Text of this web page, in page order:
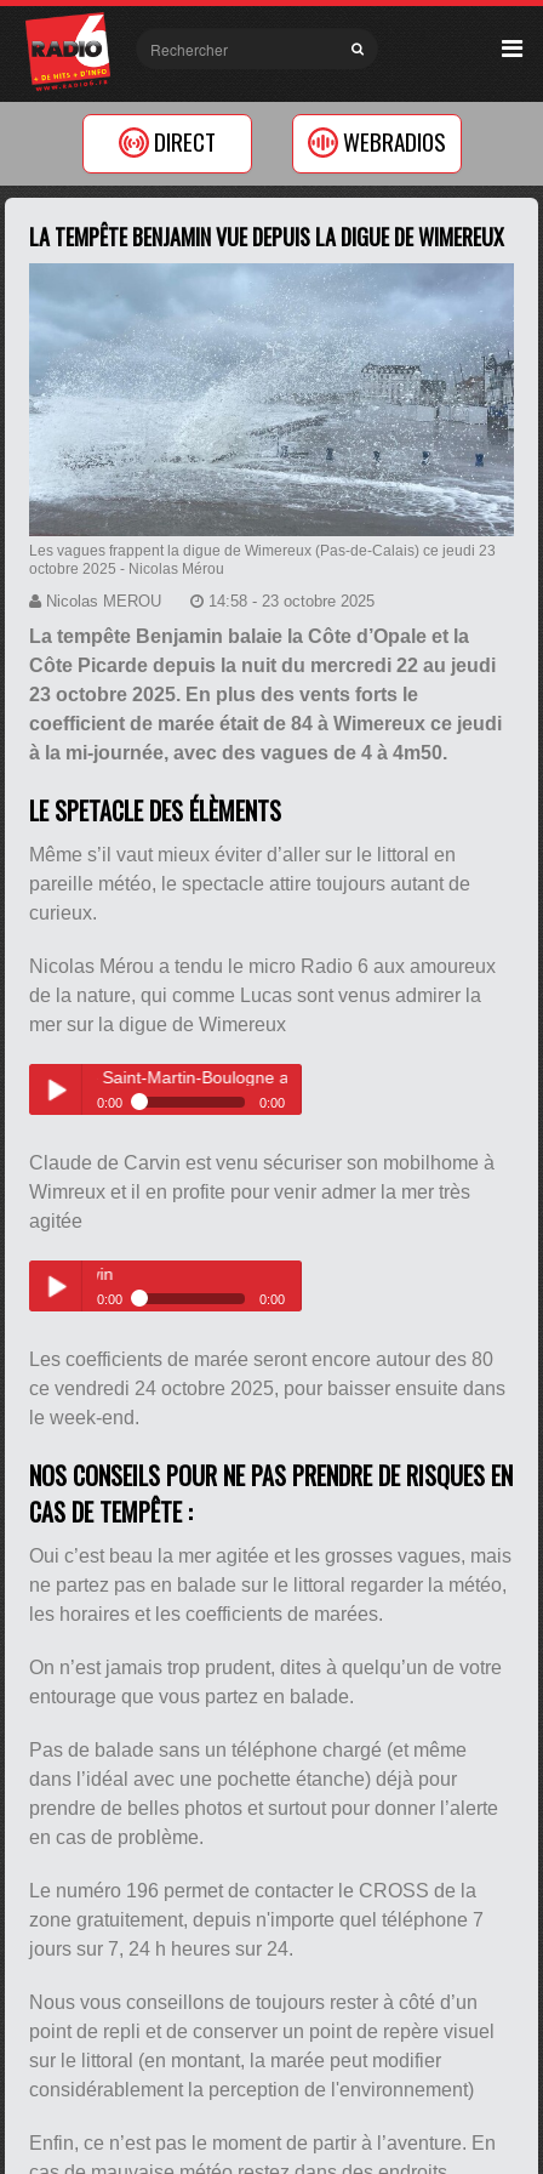
DIRECT WEBRADIOS
LA TEMPÊTE BENJAMIN VUE DEPUIS LA DIGUE DE WIMEREUX
Les vagues frappent la digue de Wimereux (Pas-de-Calais) ce jeudi 23
octobre 2025 - Nicolas Mérou
Nicolas MEROU 14:58 - 23 octobre 2025
La tempête Benjamin balaie la Côte d’Opale et la
Côte Picarde depuis la nuit du mercredi 22 au jeudi
23 octobre 2025. En plus des vents forts le
coefficient de marée était de 84 à Wimereux ce jeudi
à la mi-journée, avec des vagues de 4 à 4m50.
LE SPETACLE DES ÉLÈMENTS
Même s’il vaut mieux éviter d’aller sur le littoral en
pareille météo, le spectacle attire toujours autant de
curieux.
Nicolas Mérou a tendu le micro Radio 6 aux amoureux
de la nature, qui comme Lucas sont venus admirer la
mer sur la digue de Wimereux
Play /
Saint-Martin-Boulogne avec son vélo, pour voir la mer à Wimereux
0:00 0:00
de Saint-Martin-Boulogne avec
son vélo, pour voir la mer à
Wimereux
Claude de Carvin est venu sécuriser son mobilhome à
Wimreux et il en profite pour venir admer la mer très
agitée
Play /
0:00 0:00
Carvin
Les coefficients de marée seront encore autour des 80
ce vendredi 24 octobre 2025, pour baisser ensuite dans
le week-end.
NOS CONSEILS POUR NE PAS PRENDRE DE RISQUES EN
CAS DE TEMPÊTE :
Oui c’est beau la mer agitée et les grosses vagues, mais
ne partez pas en balade sur le littoral regarder la météo,
les horaires et les coefficients de marées.
On n’est jamais trop prudent, dites à quelqu’un de votre
entourage que vous partez en balade.
Pas de balade sans un téléphone chargé (et même
dans l’idéal avec une pochette étanche) déjà pour
prendre de belles photos et surtout pour donner l’alerte
en cas de problème.
Le numéro 196 permet de contacter le CROSS de la
zone gratuitement, depuis n'importe quel téléphone 7
jours sur 7, 24 h heures sur 24.
Nous vous conseillons de toujours rester à côté d’un
point de repli et de conserver un point de repère visuel
sur le littoral (en montant, la marée peut modifier
considérablement la perception de l'environnement)
Enfin, ce n’est pas le moment de partir à l’aventure. En